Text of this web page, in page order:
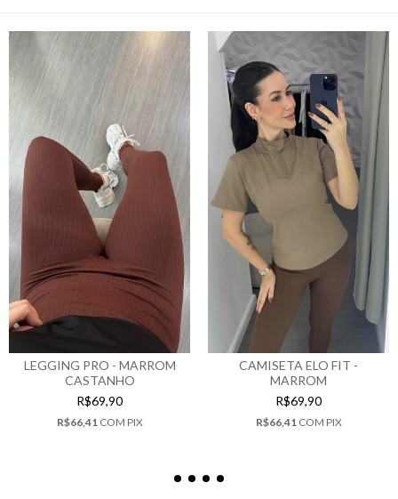
LEGGING PRO - MARROM
CASTANHO
R$69,90
R$66,41 COM PIX
CAMISETA ELO FIT -
MARROM
R$69,90
R$66,41 COM PIX